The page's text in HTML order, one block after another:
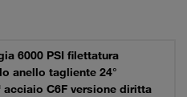
6000 PSI filettatura
anello tagliente 24°
acciaio C6F versione diritta